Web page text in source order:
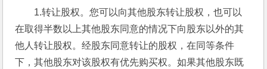
1.转让股权。您可以向其他股东转让股权，也可以
在取得半数以上其他股东同意的情况下向股东以外的其
他人转让股权。经股东同意转让的股权，在同等条件
下，其他股东对该股权有优先购买权。如果其他股东既